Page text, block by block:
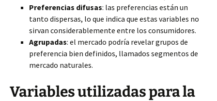
Preferencias difusas: las preferencias están un
tanto dispersas, lo que indica que estas variables no
sirvan considerablemente entre los consumidores.
Agrupadas: el mercado podría revelar grupos de
preferencia bien definidos, llamados segmentos de
mercado naturales.
Variables utilizadas para la